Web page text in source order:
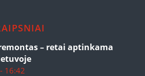
– retai aptinkama
16:42